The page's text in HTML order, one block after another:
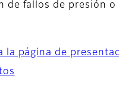
de fallos de presión
la página de